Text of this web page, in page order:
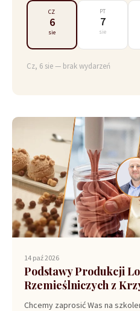
CZ
6
sie
PT
7
sie
Cz, 6 sie — brak wydarzeń
14 paź 2026
Podstawy Produkcji
Rzemieślniczych z
Chcemy zaprosić Was na